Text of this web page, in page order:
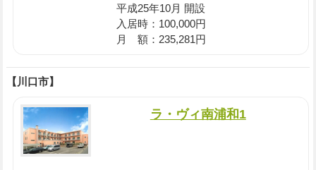
平成25年10月 開設
入居時：100,000円
月 額：235,281円
【川口市】
ラ・ヴィ南浦和1